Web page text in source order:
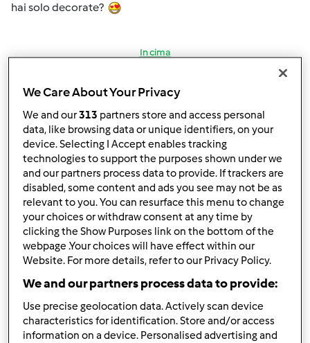
hai solo decorate?
In cima
Accedi registrati
Anonimo (non verificato)
Ven, 04/06/2012 - 16:48
naturalmente le ho fatte, altrimenti non sarebbero mie!!E'
stata un pò un'impresa ma quando mi incaponisco...
Comunque alla fine è stato divertente!
grazie Sonia e tanti auguri
We Care About Your Privacy
We and our313 partners store and access personal
data, like browsing data or unique identifiers, on your
device. Selecting I Accept enables tracking
technologies to support the purposes shown under we
and our partners process data to provide. If trackers are
disabled, some content and ads you see may not be as
relevant to you. You can resurface this menu to change
your choices or withdraw consent at any time by
clicking the Show Purposes link on the bottom of the
webpage .Your choices will have effect within our
Website. For more details, refer to our Privacy Policy.
We and our partners process data to provide:
Use precise geolocation data. Actively scan device
characteristics for identification. Store and/or access
information on a device. Personalised advertising and